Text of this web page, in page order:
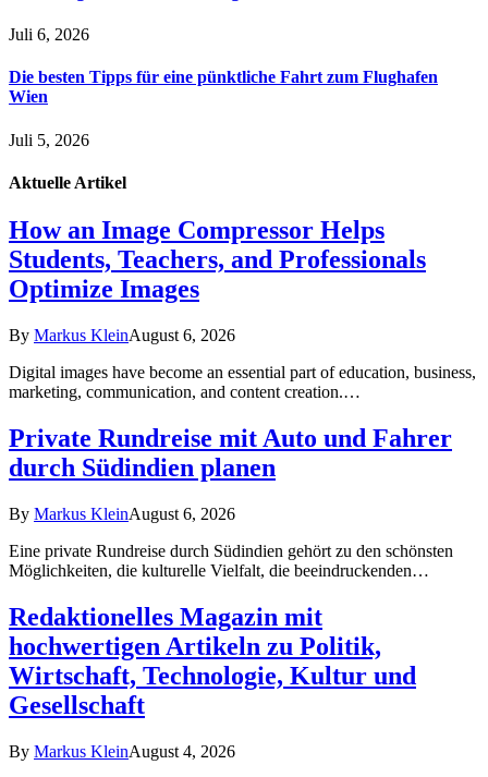
Juli 6, 2026
Die besten Tipps für eine pünktliche Fahrt zum Flughafen
Wien
Juli 5, 2026
Aktuelle Artikel
How an Image Compressor Helps
Students, Teachers, and Professionals
Optimize Images
By Markus KleinAugust 6, 2026
Digital images have become an essential part of education, business,
marketing, communication, and content creation.…
Private Rundreise mit Auto und Fahrer
durch Südindien planen
By Markus KleinAugust 6, 2026
Eine private Rundreise durch Südindien gehört zu den schönsten
Möglichkeiten, die kulturelle Vielfalt, die beeindruckenden…
Redaktionelles Magazin mit
hochwertigen Artikeln zu Politik,
Wirtschaft, Technologie, Kultur und
Gesellschaft
By Markus KleinAugust 4, 2026